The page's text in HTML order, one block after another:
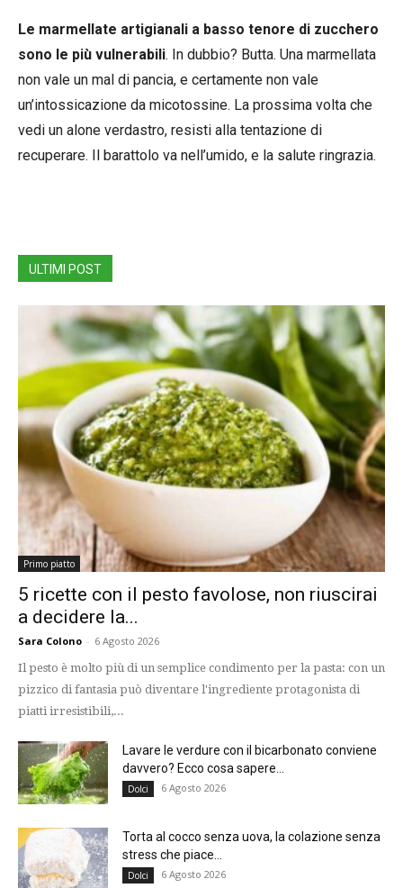
Le marmellate artigianali a basso tenore di zucchero
sono le più vulnerabili. In dubbio? Butta. Una marmellata
non vale un mal di pancia, e certamente non vale
un’intossicazione da micotossine. La prossima volta che
vedi un alone verdastro, resisti alla tentazione di
recuperare. Il barattolo va nell’umido, e la salute ringrazia.
ULTIMI POST
Primo piatto
5 ricette con il pesto favolose, non riuscirai
a decidere la...
Sara Colono - 6 Agosto 2026
Il pesto è molto più di un semplice condimento per la pasta: con un
pizzico di fantasia può diventare l'ingrediente protagonista di
piatti irresistibili,...
Lavare le verdure con il bicarbonato conviene
davvero? Ecco cosa sapere...
Dolci 6 Agosto 2026
Torta al cocco senza uova, la colazione senza
stress che piace...
Dolci 6 Agosto 2026